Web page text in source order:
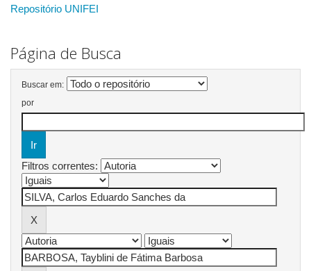
Repositório UNIFEI
Página de Busca
Buscar em:
por
Filtros correntes: